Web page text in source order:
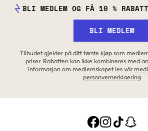
BLI MEDLEM OG FÅ 10 %
BLI MEDLEM
Tilbudet gjelder på ditt første kjøp som
priser. Rabatten kan ikke kombineres med
informasjon om medlemskapet les vår
personvernerklaering